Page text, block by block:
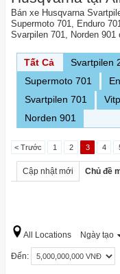
Bán xe Husqvarna
Supermoto 701, Enduro
Svarpilen 701, Norden
Tất Cả Svartpilen
Supermoto 701
Svartpilen 701
Norden 901
< Trước 1 2 3 4
Cập nhật mới Chủ đề
All Locations Ngày tạo
Đến: